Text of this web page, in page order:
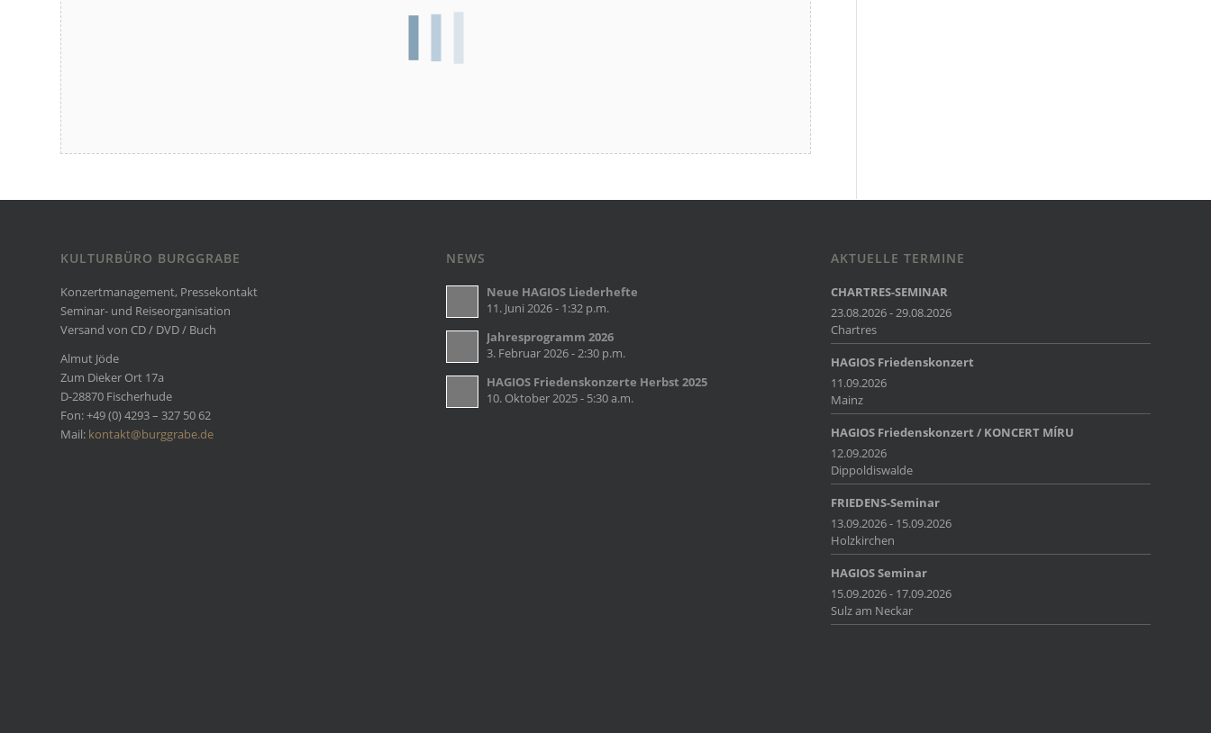
KULTURBÜRO BURGGRABE
Konzertmanagement, Pressekontakt
Seminar- und Reiseorganisation
Versand von CD / DVD / Buch
Almut Jöde
Zum Dieker Ort 17a
D-28870 Fischerhude
Fon: +49 (0) 4293 – 327 50 62
Mail: kontakt@burggrabe.de
NEWS
Neue HAGIOS Liederhefte
11. Juni 2026 - 1:32 p.m.
Jahresprogramm 2026
3. Februar 2026 - 2:30 p.m.
HAGIOS Friedenskonzerte Herbst 2025
10. Oktober 2025 - 5:30 a.m.
AKTUELLE TERMINE
CHARTRES-SEMINAR
23.08.2026 - 29.08.2026
Chartres
HAGIOS Friedenskonzert
11.09.2026
Mainz
HAGIOS Friedenskonzert / KONCERT MÍRU
12.09.2026
Dippoldiswalde
FRIEDENS-Seminar
13.09.2026 - 15.09.2026
Holzkirchen
HAGIOS Seminar
15.09.2026 - 17.09.2026
Sulz am Neckar